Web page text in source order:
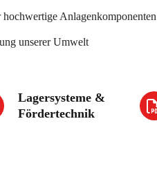
Anlagenkomponenten
unserer Umwelt
Lagersysteme &
Fördertechnik